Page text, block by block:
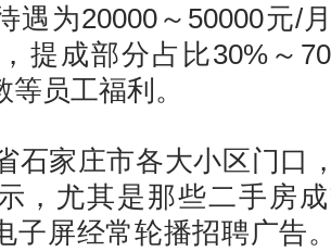
遇为20000～50000元/
提成部分占比30%～
员工福利。
家庄市各大小区门口
，尤其是那些二手房
子屏经常轮播招聘广告